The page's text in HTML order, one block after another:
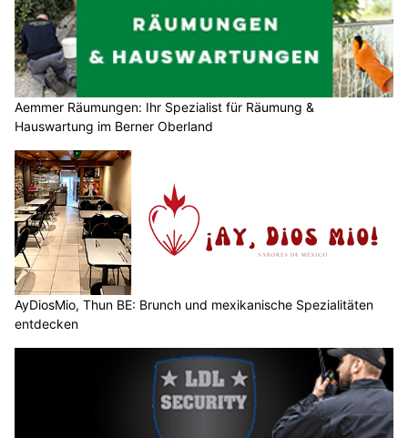
Aemmer Räumungen: Ihr Spezialist für Räumung &
Hauswartung im Berner Oberland
AyDiosMio, Thun BE: Brunch und mexikanische Spezialitäten
entdecken